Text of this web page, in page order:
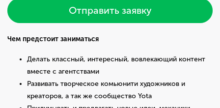
Отправить заявку
Чем предстоит заниматься
Делать классный, интересный, вовлекающий контент
вместе с агентствами
Развивать творческое комьюнити художников и
креаторов, а так же сообщество Yota